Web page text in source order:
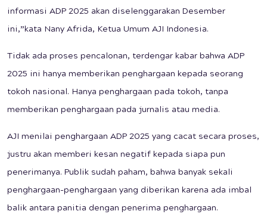
informasi ADP 2025 akan diselenggarakan Desember
ini,”kata Nany Afrida, Ketua Umum AJI Indonesia.
Tidak ada proses pencalonan, terdengar kabar bahwa ADP
2025 ini hanya memberikan penghargaan kepada seorang
tokoh nasional. Hanya penghargaan pada tokoh, tanpa
memberikan penghargaan pada jurnalis atau media.
AJI menilai penghargaan ADP 2025 yang cacat secara proses,
justru akan memberi kesan negatif kepada siapa pun
penerimanya. Publik sudah paham, bahwa banyak sekali
penghargaan-penghargaan yang diberikan karena ada imbal
balik antara panitia dengan penerima penghargaan.